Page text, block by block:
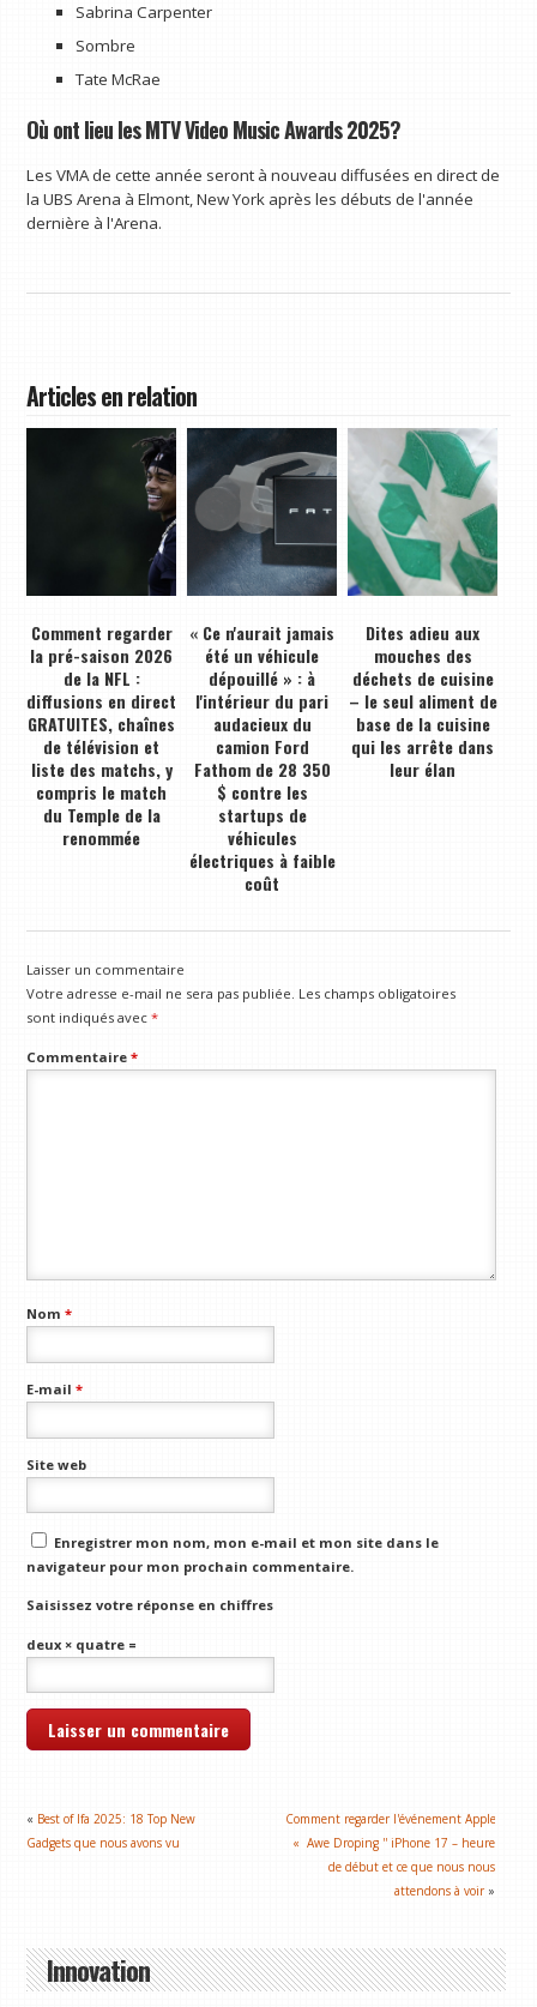
Sabrina Carpenter
Sombre
Tate McRae
Où ont lieu les MTV Video Music Awards 2025?
Les VMA de cette année seront à nouveau diffusées en direct de
la UBS Arena à Elmont, New York après les débuts de l'année
dernière à l'Arena.
Articles en relation
Comment regarder
la pré-saison 2026
de la NFL :
diffusions en direct
GRATUITES, chaînes
de télévision et
liste des matchs, y
compris le match
du Temple de la
renommée
« Ce n'aurait jamais
été un véhicule
dépouillé » : à
l'intérieur du pari
audacieux du
camion Ford
Fathom de 28 350
$ contre les
startups de
véhicules
électriques à faible
coût
Dites adieu aux
mouches des
déchets de cuisine
– le seul aliment de
base de la cuisine
qui les arrête dans
leur élan
Laisser un commentaire
Votre adresse e-mail ne sera pas publiée. Les champs obligatoires
sont indiqués avec*
Commentaire*
Nom*
E-mail*
Site web
Enregistrer mon nom, mon e-mail et mon site dans le
navigateur pour mon prochain commentaire.
Saisissez votre réponse en chiffres
deux × quatre =
« Best of Ifa 2025: 18 Top New
Gadgets que nous avons vu
Comment regarder l'événement Apple
« Awe Droping '' iPhone 17 – heure
de début et ce que nous nous
attendons à voir »
Innovation